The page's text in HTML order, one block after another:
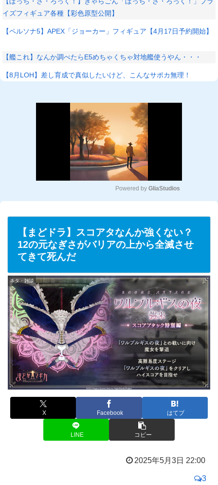
イズフィギュア各種【彩色原型公開】
【ペルソナ5】APEX「ジョーカー」フィギュア【4月17日予約開始】
【艦これ】なんか調べたらE5めちゃくちゃ対地艦使うやん・・・
【8月LOH】差し育成で真似したいけど、こんなサポカ無理！
u
t
e
Powered by GliaStudios
【まどドラ】スコアタなんか強くない？
12の元なぎさがバリアの上から全滅させ
てきて死んだ
ネタ・雑談
X Facebook はてブ
LINE コピー
2025年5月3日 22:00
3